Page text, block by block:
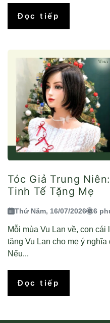
Đọc tiếp
Tóc Giả Trung
Tinh Tế Tặng Mẹ
Thứ Năm, 16/07/2026 6
Mỗi mùa Vu Lan về, con
tặng Vu Lan cho mẹ ý
Nếu...
Đọc tiếp